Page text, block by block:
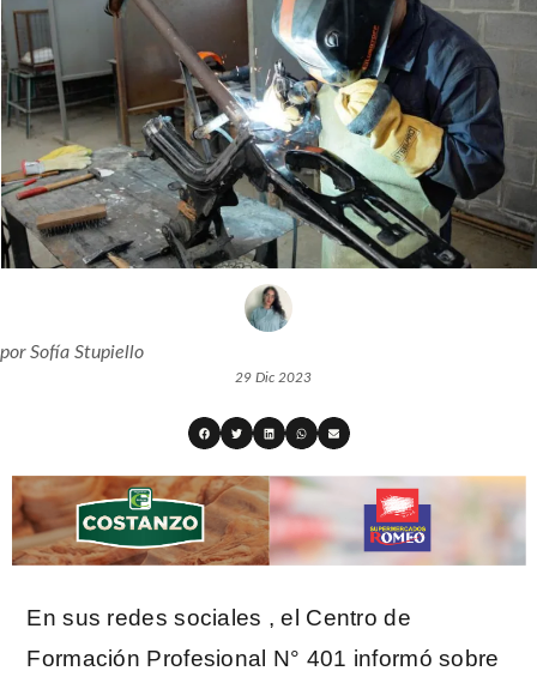
porSofía Stupiello
29 Dic 2023
En sus redes sociales , el Centro de
Formación Profesional N° 401 informó sobre